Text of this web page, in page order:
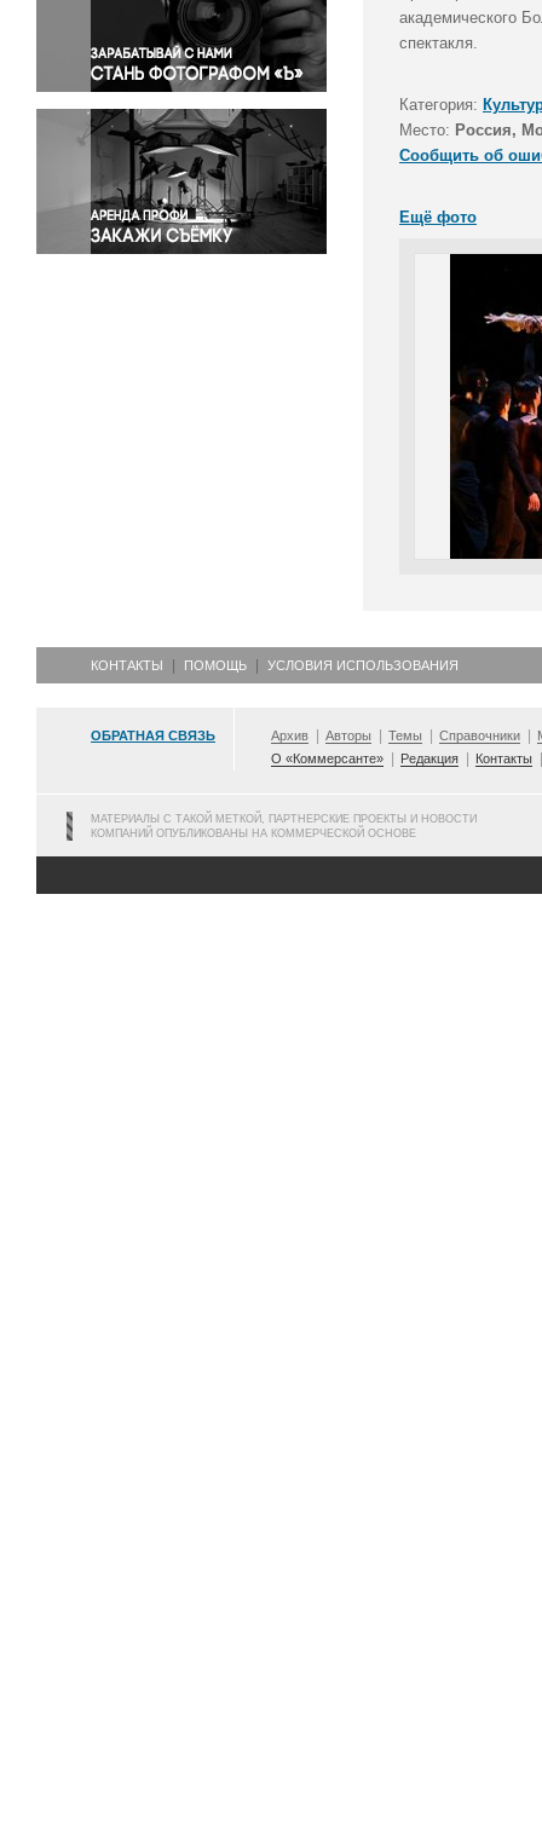
Правосудие
Происшествия и конфликты
Религия
Светская жизнь
Спорт
Экология
Экономика и бизнес
академического
спектакля.
Категория:
Место: Россия,
Сообщить об
Ещё фото
КОНТАКТЫ ПОМОЩЬ УСЛОВИЯ ИСПОЛЬЗОВАНИЯ
ОБРАТНАЯ СВЯЗЬ Архив Авторы Темы Справочники
О «Коммерсанте»
Редакция Контакты
МАТЕРИАЛЫ С ТАКОЙ МЕТКОЙ, ПАРТНЕРСКИЕ ПРОЕКТЫ И НОВОСТИ
КОМПАНИЙ ОПУБЛИКОВАНЫ НА КОММЕРЧЕСКОЙ ОСНОВЕ